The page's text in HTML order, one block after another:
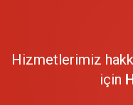
Hizmetlerimiz
için